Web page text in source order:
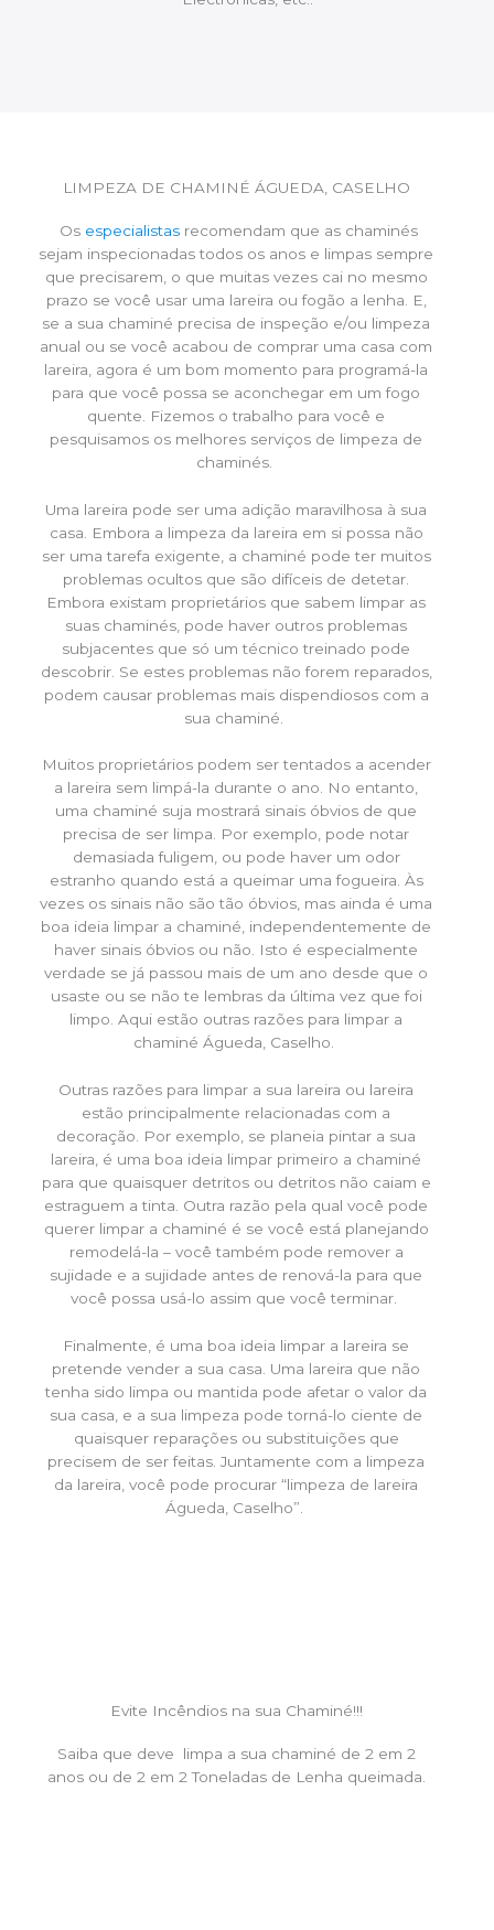
LIMPEZA DE CHAMINÉ ÁGUEDA, CASELHO
Os especialistasrecomendam que as chaminés
sejam inspecionadas todos os anos e limpas sempre
que precisarem, o que muitas vezes cai no mesmo
prazo se você usar uma lareira ou fogão a lenha. E,
se a sua chaminé precisa de inspeção e/ou limpeza
anual ou se você acabou de comprar uma casa com
lareira, agora é um bom momento para programá-la
para que você possa se aconchegar em um fogo
quente. Fizemos o trabalho para você e
pesquisamos os melhores serviços de limpeza de
chaminés.
Uma lareira pode ser uma adição maravilhosa à sua
casa. Embora a limpeza da lareira em si possa não
ser uma tarefa exigente, a chaminé pode ter muitos
problemas ocultos que são difíceis de detetar.
Embora existam proprietários que sabem limpar as
suas chaminés, pode haver outros problemas
subjacentes que só um técnico treinado pode
descobrir. Se estes problemas não forem reparados,
podem causar problemas mais dispendiosos com a
sua chaminé.
Muitos proprietários podem ser tentados a acender
a lareira sem limpá-la durante o ano. No entanto,
uma chaminé suja mostrará sinais óbvios de que
precisa de ser limpa. Por exemplo, pode notar
demasiada fuligem, ou pode haver um odor
estranho quando está a queimar uma fogueira. Às
vezes os sinais não são tão óbvios, mas ainda é uma
boa ideia limpar a chaminé, independentemente de
haver sinais óbvios ou não. Isto é especialmente
verdade se já passou mais de um ano desde que o
usaste ou se não te lembras da última vez que foi
limpo. Aqui estão outras razões para limpar a
chaminé Águeda, Caselho.
Outras razões para limpar a sua lareira ou lareira
estão principalmente relacionadas com a
decoração. Por exemplo, se planeia pintar a sua
lareira, é uma boa ideia limpar primeiro a chaminé
para que quaisquer detritos ou detritos não caiam e
estraguem a tinta. Outra razão pela qual você pode
querer limpar a chaminé é se você está planejando
remodelá-la – você também pode remover a
sujidade e a sujidade antes de renová-la para que
você possa usá-lo assim que você terminar.
Finalmente, é uma boa ideia limpar a lareira se
pretende vender a sua casa. Uma lareira que não
tenha sido limpa ou mantida pode afetar o valor da
sua casa, e a sua limpeza pode torná-lo ciente de
quaisquer reparações ou substituições que
precisem de ser feitas. Juntamente com a limpeza
da lareira, você pode procurar “limpeza de lareira
Águeda, Caselho”.
Evite Incêndios na sua Chaminé!!!
Saiba que deve limpa a sua chaminé de 2 em 2
anos ou de 2 em 2 Toneladas de Lenha queimada.